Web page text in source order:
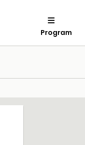
Program